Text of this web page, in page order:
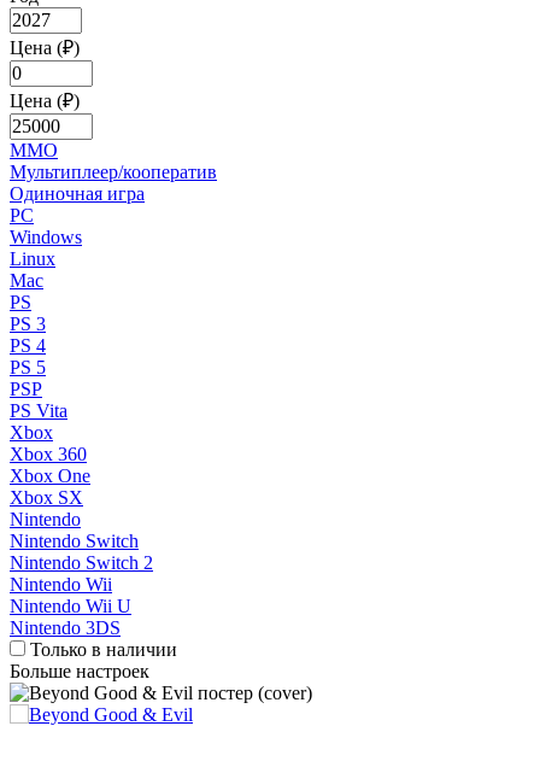
Цена (₽)
Цена (₽)
MMO
Мультиплеер/кооператив
Одиночная игра
PC
Windows
Linux
Mac
PS
PS 3
PS 4
PS 5
PSP
PS Vita
Xbox
Xbox 360
Xbox One
Xbox SX
Nintendo
Nintendo Switch
Nintendo Switch 2
Nintendo Wii
Nintendo Wii U
Nintendo 3DS
Только в наличии
Больше настроек